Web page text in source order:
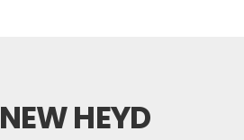
NEW HEYD